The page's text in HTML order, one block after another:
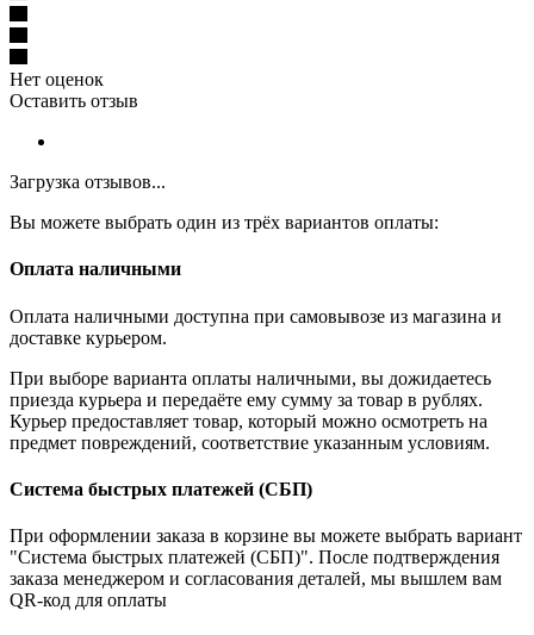
Нет оценок
Оставить отзыв
Загрузка отзывов...
Вы можете выбрать один из трёх вариантов оплаты:
Оплата наличными
Оплата наличными доступна при самовывозе из магазина и
доставке курьером.
При выборе варианта оплаты наличными, вы дожидаетесь
приезда курьера и передаёте ему сумму за товар в рублях.
Курьер предоставляет товар, который можно осмотреть на
предмет повреждений, соответствие указанным условиям.
Система быстрых платежей (СБП)
При оформлении заказа в корзине вы можете выбрать вариант
"Система быстрых платежей (СБП)". После подтверждения
заказа менеджером и согласования деталей, мы вышлем вам
QR-код для оплаты